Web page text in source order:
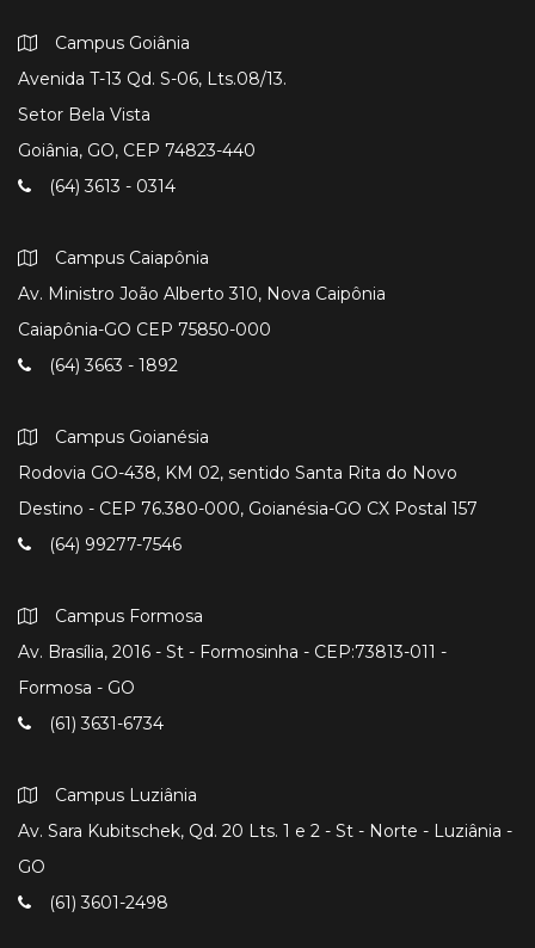
Campus Goiânia
Avenida T-13 Qd. S-06, Lts.08/13.
Setor Bela Vista
Goiânia, GO, CEP 74823-440
(64) 3613 - 0314
Campus Caiapônia
Av. Ministro João Alberto 310, Nova Caipônia
Caiapônia-GO CEP 75850-000
(64) 3663 - 1892
Campus Goianésia
Rodovia GO-438, KM 02, sentido Santa Rita do Novo
Destino - CEP 76.380-000, Goianésia-GO CX Postal 157
(64) 99277-7546
Campus Formosa
Av. Brasília, 2016 - St - Formosinha - CEP:73813-011 -
Formosa - GO
(61) 3631-6734
Campus Luziânia
Av. Sara Kubitschek, Qd. 20 Lts. 1 e 2 - St - Norte - Luziânia -
GO
(61) 3601-2498